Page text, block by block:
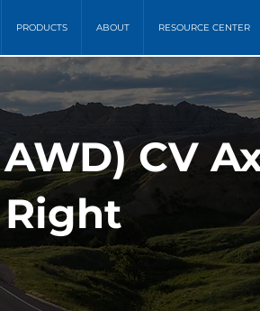
PRODUCTS ABOUT RESOURCE CENTER
CV